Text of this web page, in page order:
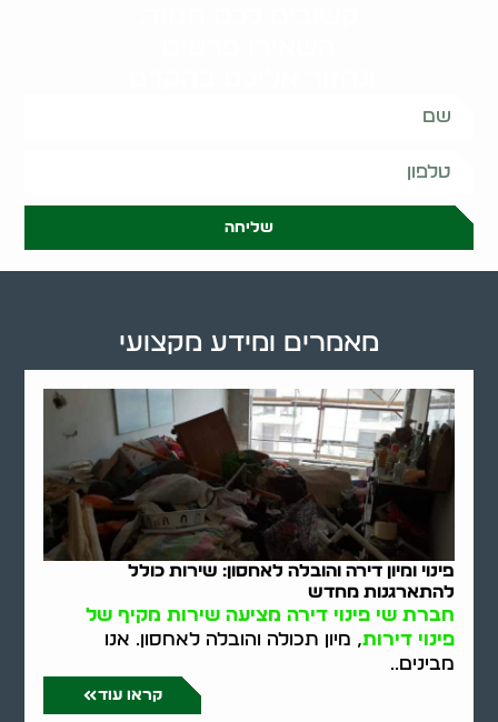
שליחה
פינוי ומיון דירה והובלה לאחסון: שירות כולל
להתארגנות מחדש
חברת שי פינוי דירה מציעה שירות מקיף של
פינוי דירות, מיון תכולה והובלה לאחסון. אנו
מבינים..
קראו עוד
מאמרים ומידע מקצועי